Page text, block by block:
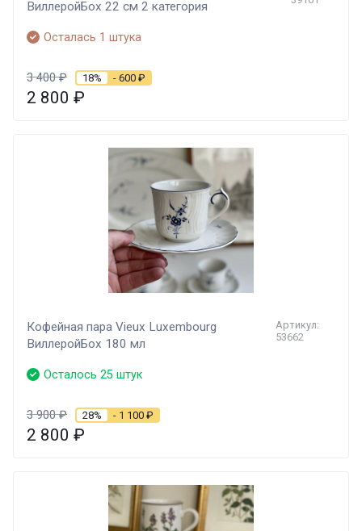
ВиллеройБох 22 см 2 категория
Осталась 1 штука
3 400₽ 18% - 600 ₽
2 800 ₽
Кофейная пара Vieux Luxembourg
ВиллеройБох 180 мл
Артикул:
53662
Осталось 25 штук
3 900₽ 28% - 1 100 ₽
2 800 ₽